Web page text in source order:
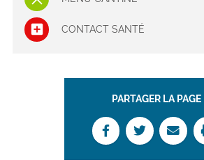
CONTACT SANTÉ
PARTAGER LA PAGE